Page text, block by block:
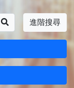
進階搜尋